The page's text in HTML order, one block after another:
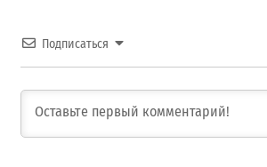
Подписаться